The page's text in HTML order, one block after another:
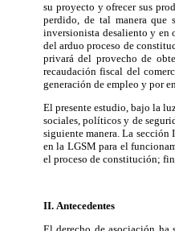
su proyecto y ofrecer sus
perdido, de tal manera que
inversionista desaliento y en
del arduo proceso de
privará del provecho de
recaudación fiscal del
generación de empleo y por
El presente estudio, bajo la
sociales, políticos y de
siguiente manera. La sección
en la LGSM para el
el proceso de constitución;
II. Antecedentes